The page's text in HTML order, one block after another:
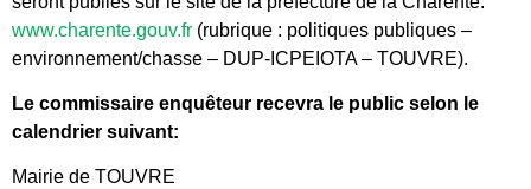
www.charente.gouv.fr (rubrique : politiques publiques –
environnement/chasse – DUP-ICPEIOTA – TOUVRE).
Le commissaire enquêteur recevra le public selon le
calendrier suivant:
Mairie de TOUVRE